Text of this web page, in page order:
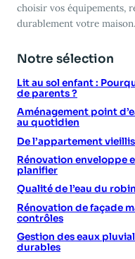
choisir vos équipements,
durablement votre maison.
Notre sélection
Lit au sol enfant :
de parents ?
Aménagement point
au quotidien
De l’appartement
Rénovation enveloppe
planifier
Qualité de l’eau du
Rénovation de façade
contrôles
Gestion des eaux
durables